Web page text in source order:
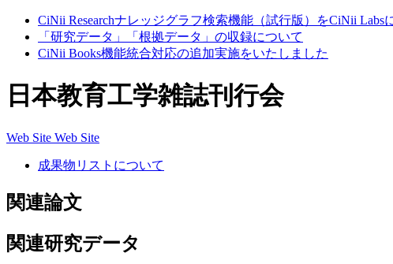
CiNii Researchナレッジグラフ検索機能（試行版）をCiNii Labs
「研究データ」「根拠データ」の収録について
CiNii Books機能統合対応の追加実施をいたしました
日本教育工学雑誌刊行会
Web Site Web Site
成果物リストについて
関連論文
関連研究データ